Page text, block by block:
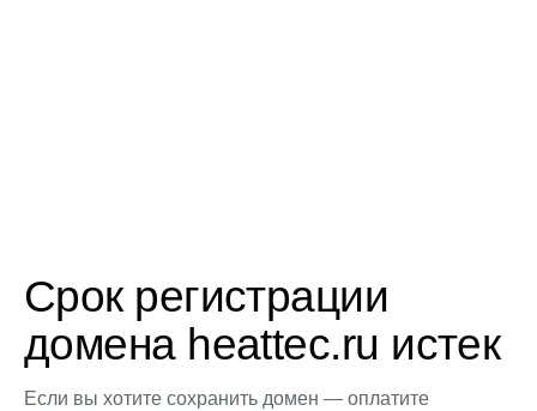
Срок регистрации
домена heattec.ru истек
Если вы хотите сохранить домен — оплатите